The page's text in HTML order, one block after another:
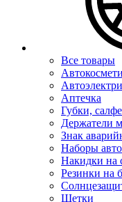
Все товары
Аптечка
Губки,
Держатели
Знак
Наборы
Накидки на
Резинки на
Щетки